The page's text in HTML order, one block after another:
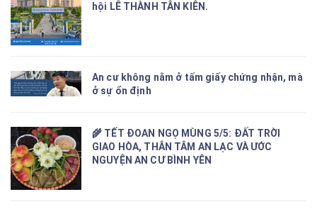
hội LÊ THÀNH TÂN KIÊN.
An cư không nằm ở tấm giấy chứng nhận, mà
ở sự ổn định
🌾 TẾT ĐOAN NGỌ MÙNG 5/5: ĐẤT TRỜI
GIAO HÒA, THÂN TÂM AN LẠC VÀ ƯỚC
NGUYỆN AN CƯ BÌNH YÊN